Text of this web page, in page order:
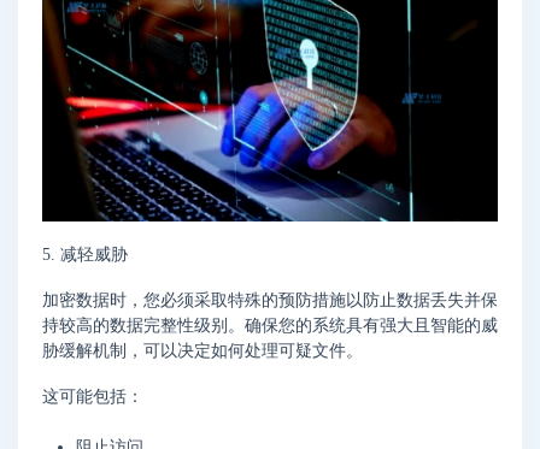
5. 减轻威胁
加密数据时，您必须采取特殊的预防措施以防止数据丢失并保
持较高的数据完整性级别。确保您的系统具有强大且智能的威
胁缓解机制，可以决定如何处理可疑文件。
这可能包括：